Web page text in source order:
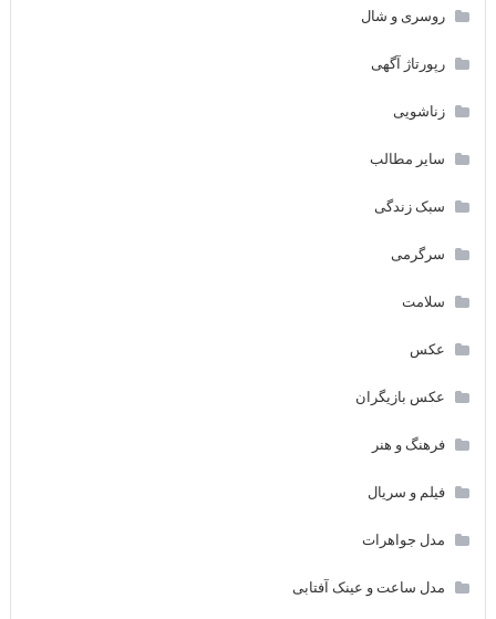
روسری و شال
رپورتاژ آگهی
زناشویی
سایر مطالب
سبک زندگی
سرگرمی
سلامت
عکس
عکس بازیگران
فرهنگ و هنر
فیلم و سریال
مدل جواهرات
مدل ساعت و عینک آفتابی